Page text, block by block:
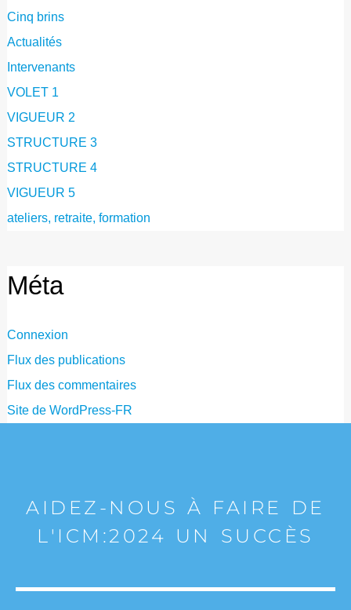
Cinq brins
Actualités
Intervenants
VOLET 1
VIGUEUR 2
STRUCTURE 3
STRUCTURE 4
VIGUEUR 5
ateliers, retraite, formation
Méta
Connexion
Flux des publications
Flux des commentaires
Site de WordPress-FR
AIDEZ-NOUS À FAIRE DE
L'ICM:2024 UN SUCCÈS